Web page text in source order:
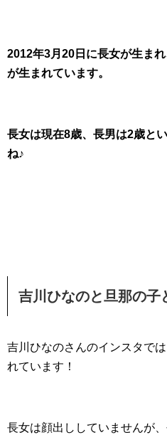
2012年3月20日に長女が生ま
が生まれています。
長女は現在8歳、長男は2歳と
ね♪
吉川ひなのと旦那の子
吉川ひなのさんのインスタで
れています！
長女は顔出ししていませんが